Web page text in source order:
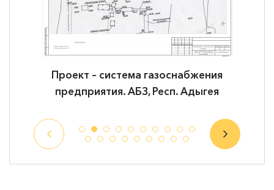
– система газоснабжения
АБЗ, Респ. Адыгея
Проект –
предприятия.